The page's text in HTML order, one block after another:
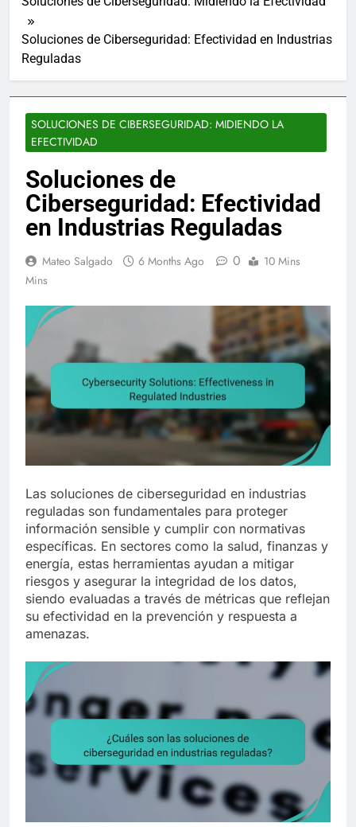
Soluciones de Ciberseguridad: Efectividad en Industrias
Reguladas
SOLUCIONES DE CIBERSEGURIDAD: MIDIENDO LA
EFECTIVIDAD
Soluciones de
Ciberseguridad: Efectividad
en Industrias Reguladas
Mateo Salgado 6 Months Ago 0
10 Mins
Mins
Las soluciones de ciberseguridad en industrias
reguladas son fundamentales para proteger
información sensible y cumplir con normativas
específicas. En sectores como la salud, finanzas y
energía, estas herramientas ayudan a mitigar
riesgos y asegurar la integridad de los datos,
siendo evaluadas a través de métricas que reflejan
su efectividad en la prevención y respuesta a
amenazas.